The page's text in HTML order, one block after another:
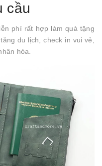
cầu
phí rất hợp làm quà tặng
du lịch, check in vui vẻ,
hóa.